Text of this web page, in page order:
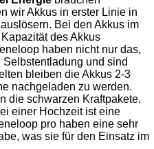
wir Akkus in erster Linie in
Bei den Akkus im
des Akkus
haben nicht nur das,
und sind
bleiben die Akkus 2-3
nachgeladen zu werden.
die schwarzen Kraftpakete.
einer Hochzeit ist eine
pro haben eine sehr
was sie für den Einsatz im